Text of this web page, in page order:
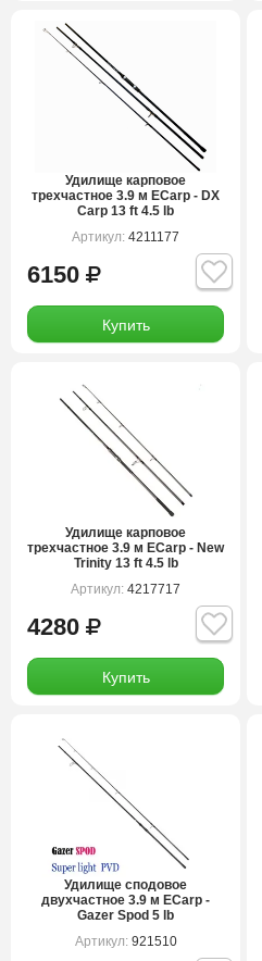
Удилище карповое
трехчастное 3.9 м ECarp - DX
Carp 13 ft 4.5 lb
Артикул: 4211177
6150
Купить
Удилище карповое
трехчастное 3.9 м ECarp - New
Trinity 13 ft 4.5 lb
Артикул: 4217717
4280
Купить
Удилище сподовое
двухчастное 3.9 м ECarp -
Gazer Spod 5 lb
Артикул:921510